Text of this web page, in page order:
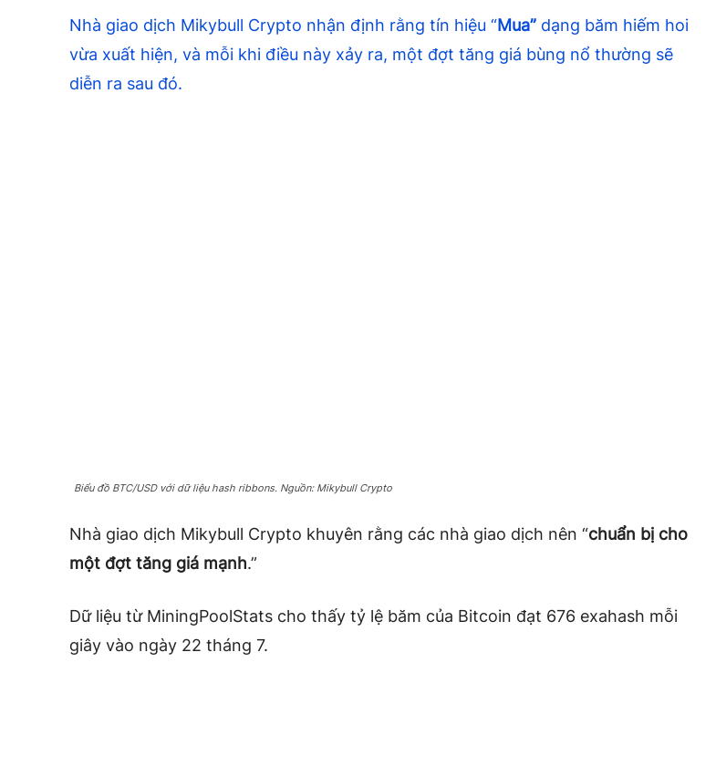
Nhà giao dịch Mikybull Crypto nhận định rằng tín hiệu “Mua” dạng băm hiếm hoi
vừa xuất hiện, và mỗi khi điều này xảy ra, một đợt tăng giá bùng nổ thường sẽ
diễn ra sau đó.
Biểu đồ BTC/USD với dữ liệu hash ribbons. Nguồn: Mikybull Crypto
Nhà giao dịch Mikybull Crypto khuyên rằng các nhà giao dịch nên “chuẩn bị cho
một đợt tăng giá mạnh.”
Dữ liệu từ MiningPoolStats cho thấy tỷ lệ băm của Bitcoin đạt 676 exahash mỗi
giây vào ngày 22 tháng 7.